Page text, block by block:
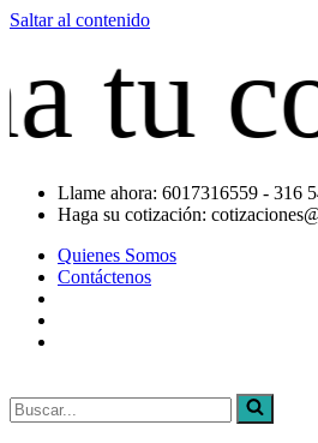
Saltar al contenido
Llame ahora: 6017316559 - 316
Haga su cotización:
Quienes Somos
Contáctenos
Buscar...